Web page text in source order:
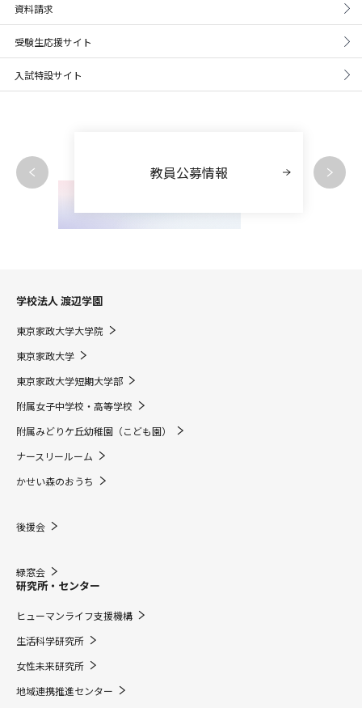
資料請求
受験生応援サイト
入試特設サイト
教員公募情報
学校法人 渡辺学園
東京家政大学大学院
東京家政大学
東京家政大学短期大学部
附属女子中学校・高等学校
附属みどりケ丘幼稚園（こども園）
ナースリールーム
かせい森のおうち
後援会
緑窓会
研究所・センター
ヒューマンライフ支援機構
生活科学研究所
女性未来研究所
地域連携推進センター